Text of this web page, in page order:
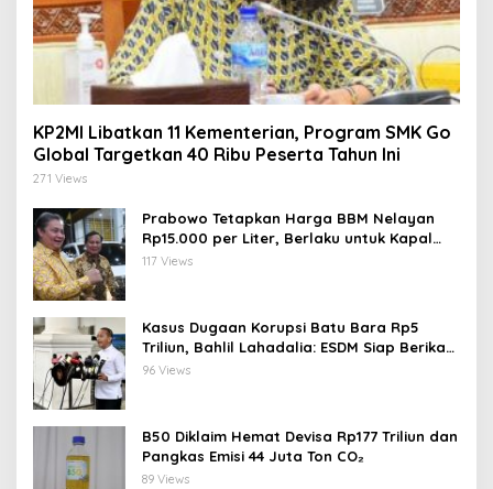
KP2MI Libatkan 11 Kementerian, Program SMK Go
Global Targetkan 40 Ribu Peserta Tahun Ini
271 Views
Prabowo Tetapkan Harga BBM Nelayan
Rp15.000 per Liter, Berlaku untuk Kapal
30-200 GT
117 Views
Kasus Dugaan Korupsi Batu Bara Rp5
Triliun, Bahlil Lahadalia: ESDM Siap Berikan
Data
96 Views
B50 Diklaim Hemat Devisa Rp177 Triliun dan
Pangkas Emisi 44 Juta Ton CO₂
89 Views